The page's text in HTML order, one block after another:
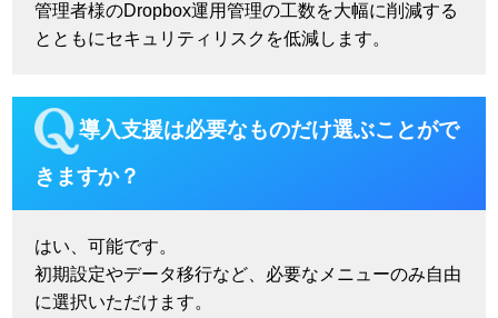
管理者様のDropbox運用管理の工数を大幅に削減する
とともにセキュリティリスクを低減します。
導入支援は必要なものだけ選ぶことがで
きますか？
はい、可能です。
初期設定やデータ移行など、必要なメニューのみ自由
に選択いただけます。